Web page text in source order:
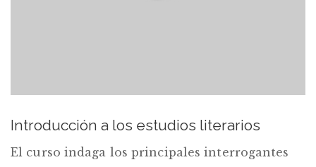
Introducción a los estudios literarios
El curso indaga los principales interrogantes